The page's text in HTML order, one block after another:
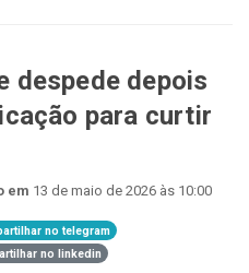
despede depois
para curtir
em 13 de maio de 2026 às 10:00
no telegram
no linkedin